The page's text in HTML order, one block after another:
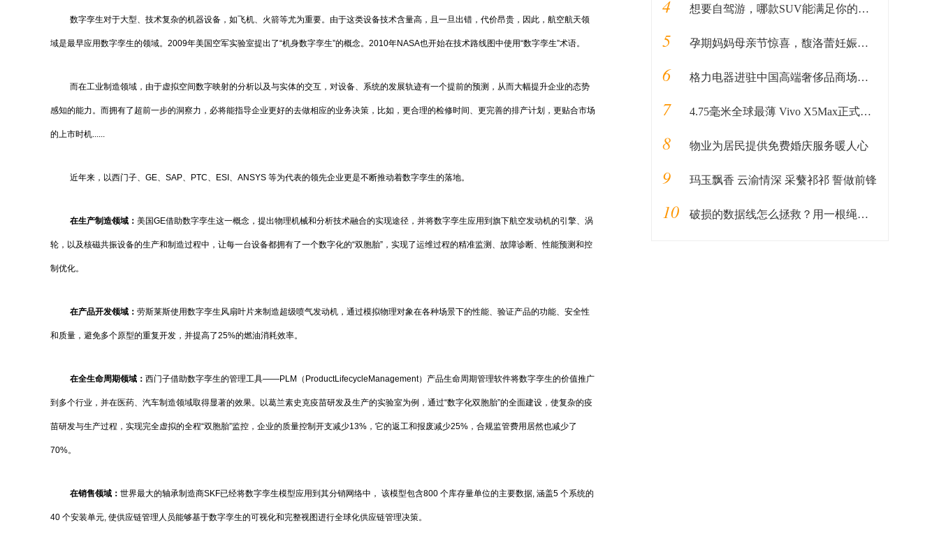
数字孪生对于大型、技术复杂的机器设备，如飞机、火箭等尤为重要。由于这类设备技术含量高，且一旦出错，代价昂贵，因此，航空航天领
域是最早应用数字孪生的领域。2009年美国空军实验室提出了“机身数字孪生”的概念。2010年NASA也开始在技术路线图中使用“数字孪生”术语。
而在工业制造领域，由于虚拟空间数字映射的分析以及与实体的交互，对设备、系统的发展轨迹有一个提前的预测，从而大幅提升企业的态势
感知的能力。而拥有了超前一步的洞察力，必将能指导企业更好的去做相应的业务决策，比如，更合理的检修时间、更完善的排产计划，更贴合市场
的上市时机......
近年来，以西门子、GE、SAP、PTC、ESI、ANSYS 等为代表的领先企业更是不断推动着数字孪生的落地。
在生产制造领域： 美国GE借助数字孪生这一概念，提出物理机械和分析技术融合的实现途径，并将数字孪生应用到旗下航空发动机的引擎、涡
轮，以及核磁共振设备的生产和制造过程中，让每一台设备都拥有了一个数字化的“双胞胎”，实现了运维过程的精准监测、故障诊断、性能预测和控
制优化。
在产品开发领域： 劳斯莱斯使用数字孪生风扇叶片来制造超级喷气发动机，通过模拟物理对象在各种场景下的性能、验证产品的功能、安全性
和质量，避免多个原型的重复开发，并提高了25%的燃油消耗效率。
在全生命周期领域： 西门子借助数字孪生的管理工具——PLM（ProductLifecycleManagement）产品生命周期管理软件将数字孪生的价值推广
到多个行业，并在医药、汽车制造领域取得显著的效果。以葛兰素史克疫苗研发及生产的实验室为例，通过“数字化双胞胎”的全面建设，使复杂的疫
苗研发与生产过程，实现完全虚拟的全程“双胞胎”监控，企业的质量控制开支减少13%，它的返工和报废减少25%，合规监管费用居然也减少了
70%。
在销售领域： 世界最大的轴承制造商SKF已经将数字孪生模型应用到其分销网络中， 该模型包含800 个库存量单位的主要数据, 涵盖5 个系统的
40 个安装单元, 使供应链管理人员能够基于数字孪生的可视化和完整视图进行全球化供应链管理决策。
4 想要自驾游，哪款SUV能满足你的所有预期？
5 孕期妈妈母亲节惊喜，馥洛蕾妊娠纹活动套餐登人气畅销榜
6 格力电器进驻中国高端奢侈品商场北京SKP，成SKP国产家电第一品牌
7 4.75毫米全球最薄 Vivo X5Max正式发布
8 物业为居民提供免费婚庆服务暖人心
9 玛玉飘香 云渝情深 采蘩祁祁 誓做前锋
10 破损的数据线怎么拯救？用一根绳就能迅速修复